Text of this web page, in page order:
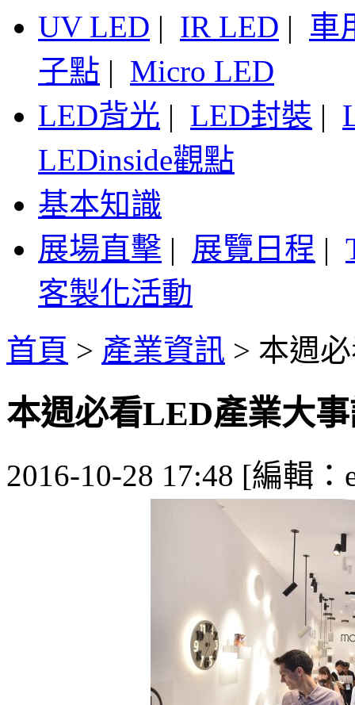
UV LED | IR LED | 車
子點 | Micro LED
LED背光 | LED封裝 |
LEDinside觀點
基本知識
展場直擊 | 展覽日程 |
客製化活動
首頁 > 產業資訊 > 本週
本週必看LED產業大事
2016-10-28 17:48 [編輯：